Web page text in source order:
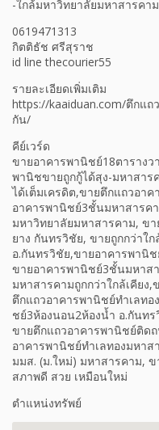
-ใกล้มหาวิทยาลัยมหาสารคาม
0619471313
กิตติธัช ศรีสุราช
id line thecourier55
รายละเอียดเพิ่มเติม
https://kaaiduan.com/ตึกแ
กัน/
คีย์เวร์ด
ขายอาคารพานิชย์18ตาราง
พานิชขายถูกกู้ได้สุง-มหาสา
ได้เต็มเครดิต,ขายตึกแถวอา
อาคารพานิชย์3ชั้นมหาสารค
มหาวิทยาลัยมหาสารคาม, ข
ยาง กันทรวิชัย, ขายถูกกว่าใ
อ.กันทรวิชัย,ขายอาคารพานิ
ขายอาคารพานิชย์3ชั้นมหาส
มหาสารคามถูกกว่าใกล้เคีย
ตึกแถวอาคารพานิชย์ทำเลท
ชย์3ห้องนอน2ห้องน้ำ อ.กันทร
ขายตึกแถวอาคารพานิชย์ติด
อาคารพานิชย์ทำเลทองมหา
มมส. (ม.ใหม่) มหาสารคาม,
สภาพดี สวย เหมือนใหม่
ตำแหน่งทรัพย์